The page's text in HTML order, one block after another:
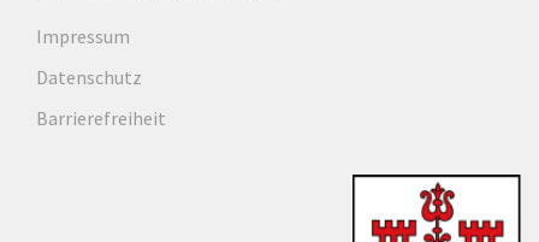
Impressum
Datenschutz
Barrierefreiheit